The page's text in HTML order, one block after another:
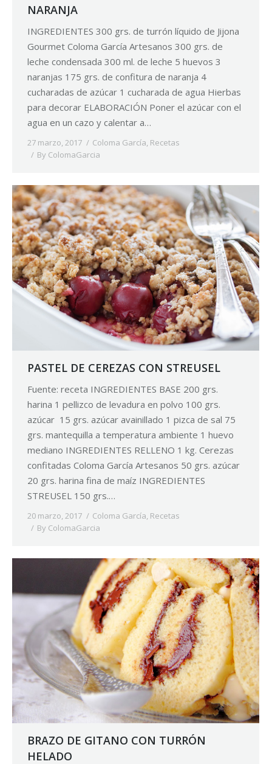
NARANJA
INGREDIENTES 300 grs. de turrón líquido de Jijona
Gourmet Coloma García Artesanos 300 grs. de
leche condensada 300 ml. de leche 5 huevos 3
naranjas 175 grs. de confitura de naranja 4
cucharadas de azúcar 1 cucharada de agua Hierbas
para decorar ELABORACIÓN Poner el azúcar con el
agua en un cazo y calentar a…
27 marzo, 2017 Coloma García, Recetas
By ColomaGarcia
PASTEL DE CEREZAS CON STREUSEL
Fuente: receta INGREDIENTES BASE 200 grs.
harina 1 pellizco de levadura en polvo 100 grs.
azúcar 15 grs. azúcar avainillado 1 pizca de sal 75
grs. mantequilla a temperatura ambiente 1 huevo
mediano INGREDIENTES RELLENO 1 kg. Cerezas
confitadas Coloma García Artesanos 50 grs. azúcar
20 grs. harina fina de maíz INGREDIENTES
STREUSEL 150 grs.…
20 marzo, 2017 Coloma García, Recetas
By ColomaGarcia
BRAZO DE GITANO CON TURRÓN
HELADO